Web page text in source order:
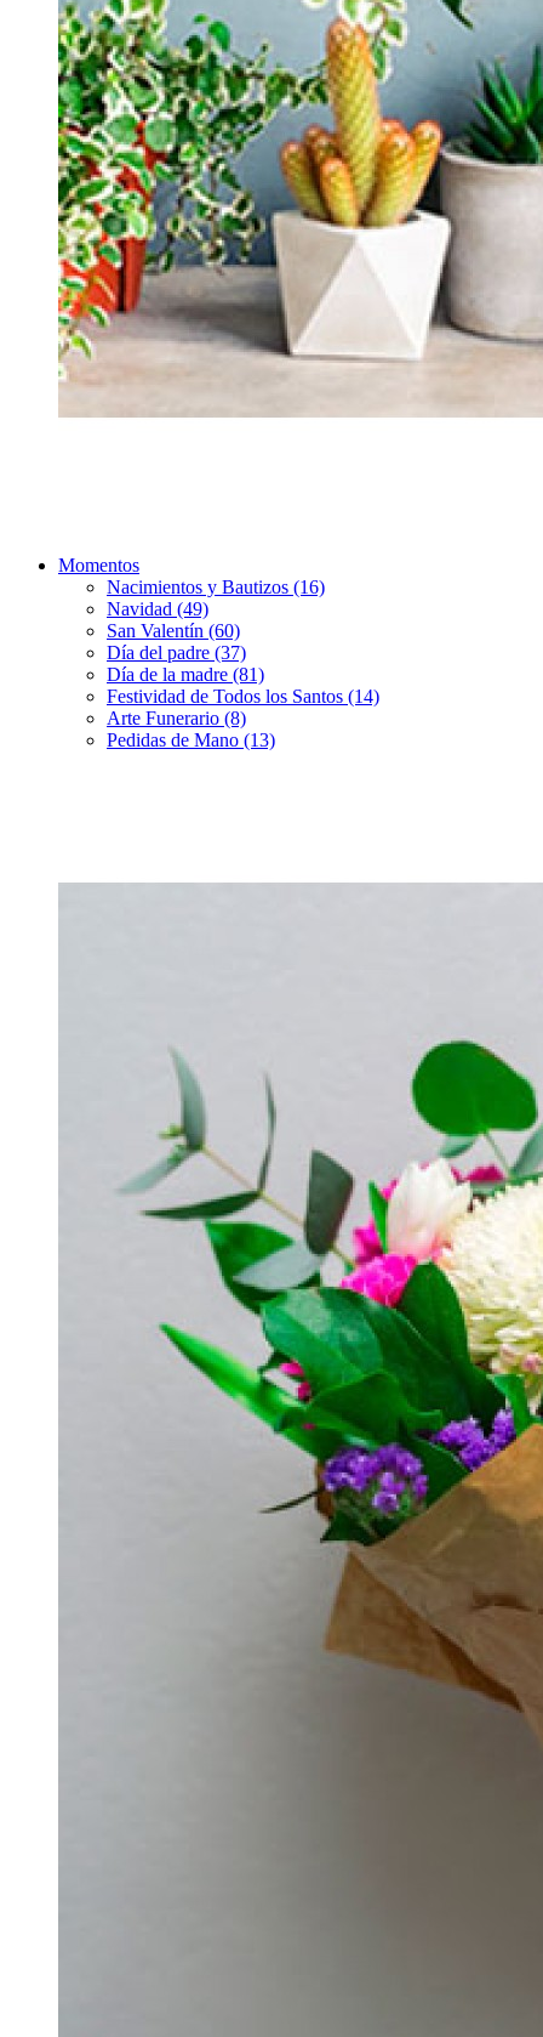
Momentos
Nacimientos y Bautizos (16)
Navidad (49)
San Valentín (60)
Día del padre (37)
Día de la madre (81)
Festividad de Todos los Santos (14)
Arte Funerario (8)
Pedidas de Mano (13)